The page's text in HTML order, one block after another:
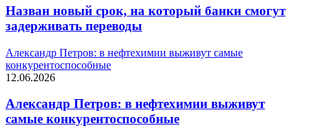
Назван новый срок, на который банки смогут
задерживать переводы
Александр Петров: в нефтехимии выживут самые
конкурентоспособные
12.06.2026
Александр Петров: в нефтехимии выживут
самые конкурентоспособные